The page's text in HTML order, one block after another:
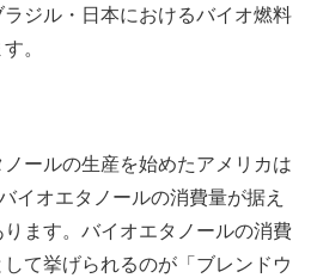
ジル・日本におけるバイオ燃料
。
ールの生産を始めたアメリカは
イオエタノールの消費量が据え
ます。バイオエタノールの消費
て挙げられるのが 「ブレンドウ